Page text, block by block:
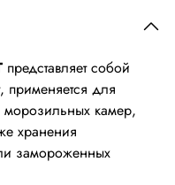
предcтавляет собой
применяется для
морозильных камер,
хранения
замороженных